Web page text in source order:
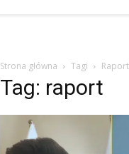
Strona główna Tagi Raport
Tag: raport